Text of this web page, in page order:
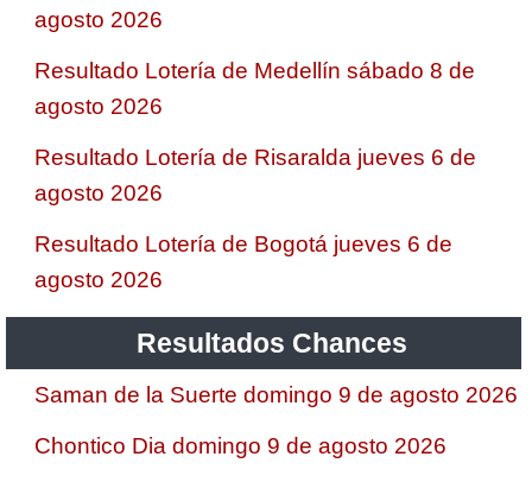
agosto 2026
Resultado Lotería de Medellín sábado 8 de
agosto 2026
Resultado Lotería de Risaralda jueves 6 de
agosto 2026
Resultado Lotería de Bogotá jueves 6 de
agosto 2026
Resultados Chances
Saman de la Suerte domingo 9 de agosto 2026
Chontico Dia domingo 9 de agosto 2026